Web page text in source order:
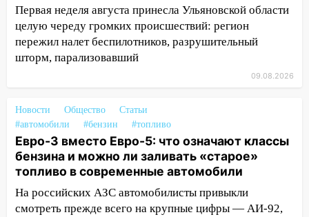
05:05 День, когда всё может
измениться: гороскоп на 9 августа —
три знака получат шанс, который нельзя
упустить
Волге перевернулась лодка
19:55
В Ульяновске упавшее дерево
заблокировало в машине двух женщин
17:15 В Ульяновской области
ремонтируют девять мостов: один уже
готов, ещё два — почти завершены
Первая неделя августа принесла Ульяновской области
целую череду громких происшествий: регион
пережил налет беспилотников, разрушительный
шторм, парализовавший
09.08.2026
Новости Общество
Статьи
#автомобили
#бензин #топливо
Евро-3 вместо Евро-5: что означают классы
бензина и можно ли заливать «старое»
топливо в современные автомобили
На российских АЗС автомобилисты привыкли
смотреть прежде всего на крупные цифры — АИ-92,